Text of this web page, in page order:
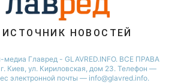
НОВОСТЕЙ
Главред - GLAVRED.INFO. ВСЕ ПРАВА
ул. Кириловская, дом 23. Телефон —
электронной почты — info@glavred.info.